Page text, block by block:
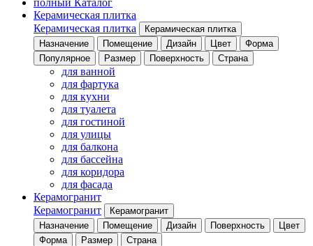
полный Каталог
Керамическая плитка
Керамическая плитка
Керамическая плитка
Назначение
Помещение Дизайн Цвет
Форма
Популярное
Размер Поверхность Страна
для ванной
для фартука
для кухни
для туалета
для гостиной
для улицы
для балкона
для бассейна
для коридора
для фасада
Керамогранит
Керамогранит
Керамогранит
Назначение
Помещение Дизайн Поверхность
Цвет
Форма
Размер Страна